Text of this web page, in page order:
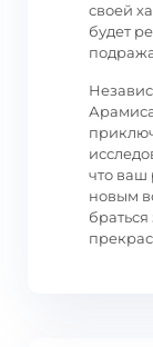
своей
будет
что ваш
новым
браться